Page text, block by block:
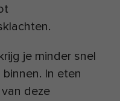
je minder snel
In eten
deze